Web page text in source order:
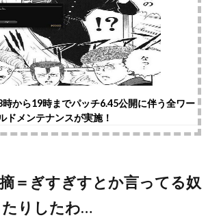
時から19時までパッチ6.45公開に伴う全ワー
ドメンテナンスが実施！
＝ぎすぎすとか言ってる奴
たりしたわ…